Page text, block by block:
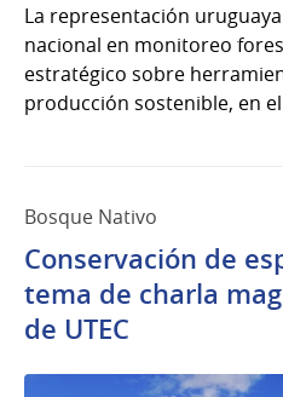
La representación
nacional en monitoreo
estratégico sobre
producción sostenible, en
Bosque Nativo
Conservación de
tema de charla
de UTEC